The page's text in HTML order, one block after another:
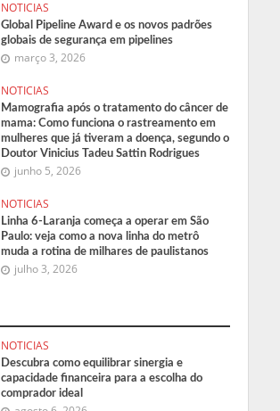
NOTICIAS
Global Pipeline Award e os novos padrões
globais de segurança em pipelines
março 3, 2026
NOTICIAS
Mamografia após o tratamento do câncer de
mama: Como funciona o rastreamento em
mulheres que já tiveram a doença, segundo o
Doutor Vinicius Tadeu Sattin Rodrigues
junho 5, 2026
NOTICIAS
Linha 6-Laranja começa a operar em São
Paulo: veja como a nova linha do metrô
muda a rotina de milhares de paulistanos
julho 3, 2026
NOTICIAS
Descubra como equilibrar sinergia e
capacidade financeira para a escolha do
comprador ideal